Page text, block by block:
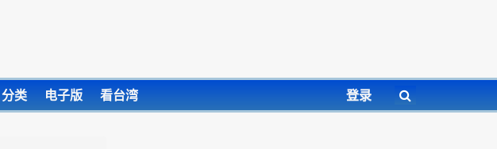
分类 电子版 看台湾 登录